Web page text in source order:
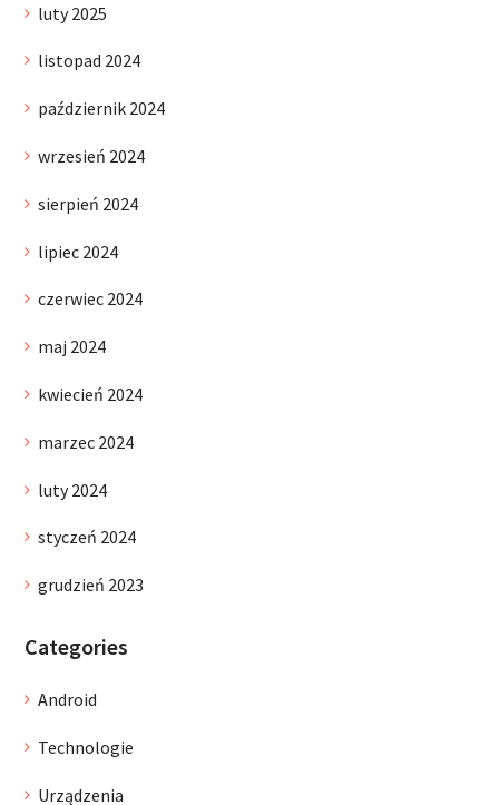
luty 2025
listopad 2024
październik 2024
wrzesień 2024
sierpień 2024
lipiec 2024
czerwiec 2024
maj 2024
kwiecień 2024
marzec 2024
luty 2024
styczeń 2024
grudzień 2023
Categories
Android
Technologie
Urządzenia